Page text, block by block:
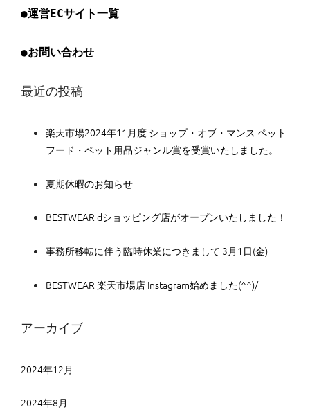
●運営ECサイト一覧
●お問い合わせ
最近の投稿
楽天市場2024年11月度 ショップ・オブ・マンス ペット
フード・ペット用品ジャンル賞を受賞いたしました。
夏期休暇のお知らせ
BESTWEAR dショッピング店がオープンいたしました！
事務所移転に伴う臨時休業につきまして 3月1日(金)
BESTWEAR 楽天市場店 Instagram始めました(^^)/
アーカイブ
2024年12月
2024年8月